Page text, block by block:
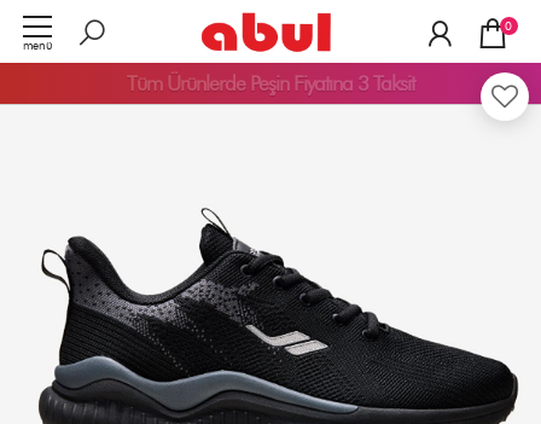
menü
0
Tüm Ürünlerde Peşin Fiyatına 3 Taksit